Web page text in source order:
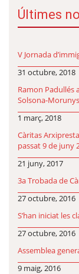
Últimes
V Jornada
31 octubre, 2018
Ramon Padullés
Solsona-Morunys
1 març, 2018
Càritas
passat 9 de juny
21 juny, 2017
3a Trobada de
27 octubre, 2016
S’han iniciat les
27 octubre, 2016
Assemblea
9 maig, 2016